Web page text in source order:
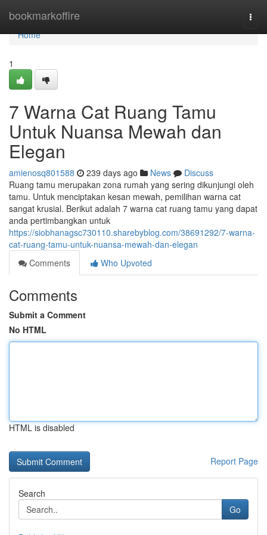
bookmarkoffire
Home
Home
1
7 Warna Cat Ruang Tamu
Untuk Nuansa Mewah dan
Elegan
amienosq801588 239 days ago News
Discuss
Ruang tamu merupakan zona rumah yang sering dikunjungi oleh
tamu. Untuk menciptakan kesan mewah, pemilihan warna cat
sangat krusial. Berikut adalah 7 warna cat ruang tamu yang dapat
anda pertimbangkan untuk
https://siobhanagsc730110.sharebyblog.com/38691292/7-warna-
cat-ruang-tamu-untuk-nuansa-mewah-dan-elegan
Comments
Who Upvoted
Comments
Submit a Comment
No HTML
HTML is disabled
Report Page
Search
Go